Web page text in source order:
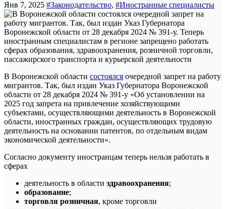
Янв 7, 2025 #Законодательство, #Иностранные специалисты
В Воронежской области состоялся очередной запрет на работу
мигрантов. Так, был издан Указ Губернатора Воронежской
области от 28 декабря 2024 № 391-у «Об установлении на
2025 год запрета на привлечение хозяйствующими
субъектами, осуществляющими деятельность в Воронежской
области, иностранных граждан, осуществляющих трудовую
деятельность на основании патентов, по отдельным видам
экономической деятельности».
Согласно документу иностранцам теперь нельзя работать в
сферах
деятельность в области здравоохранения;
образование;
торговля розничная, кроме торговли